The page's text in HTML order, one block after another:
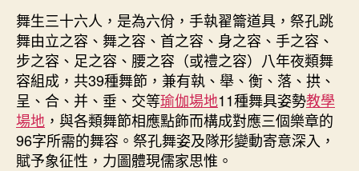
舞生三十六人，是為六佾，手執翟籥道具，祭孔跳
舞由立之容、舞之容、首之容、身之容、手之容、
步之容、足之容、腰之容（或禮之容）八年夜類舞
容組成，共39種舞節，兼有執、舉、衡、落、拱、
呈、合、并、垂、交等瑜伽場地11種舞具姿勢教學
場地 ，與各類舞節相應點飾而構成對應三個樂章的
96字所需的舞容。祭孔舞姿及隊形變動寄意深入，
賦予象征性，力圖體現儒家思惟。